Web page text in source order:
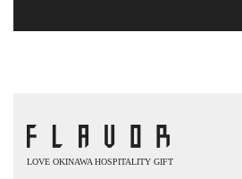
LOVE OKINAWA HOSPITALITY GIFT